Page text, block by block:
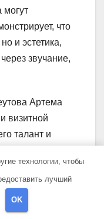
могут
что
и эстетика,
звучание,
Артема
визитной
талант и
и
которые
шляп,
слушателей
технологии, чтобы
лучший
OK